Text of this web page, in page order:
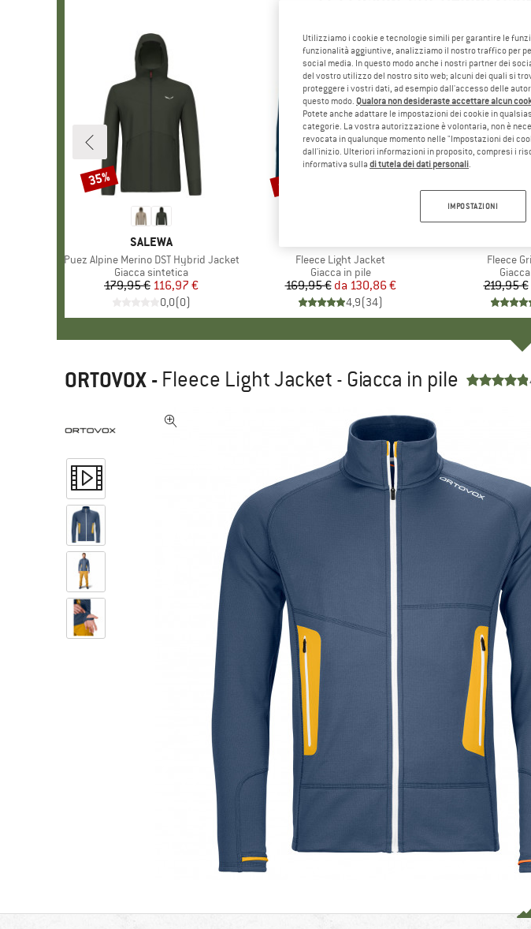
MARCHIO
SALEWA
Articolo
Puez Alpine Merino DST Hybrid Jacket
Gruppo di prodotti
Giacca sintetica
Prezzo
179,95 € Prezzo ridotto
116,97 €
0,0(0)
Sconto
35%
Articolo
Fleece Light Jacket
Gruppo di prodotti
Giacca in pile
Prezzo
169,95 € Prezzo ridotto
da 130,86 €
4,9(34)
Sconto
fino al 23%
Articolo
Fleece
219,95 €
ORTOVOX - Fleece Light Jacket - Giacca in pile
Utilizziamo i cookie e tecnologie simili per garantire le
funzionalità aggiuntive, analizziamo il nostro traffico per
social media. In questo modo anche i nostri partner dei
del vostro utilizzo del nostro sito web; alcuni dei quali si
proteggere i vostri dati, ad esempio dall'accesso delle
questo modo. Qualora non desideraste accettare alcun
Potete anche adattare le impostazioni dei cookie in
categorie. La vostra autorizzazione è volontaria, non è
revocata in qualunque momento nelle "Impostazioni dei
dall'inizio. Ulteriori informazioni in proposito, compresi i
informativa sulla di tutela dei dati personali.
IMPOSTAZIONI